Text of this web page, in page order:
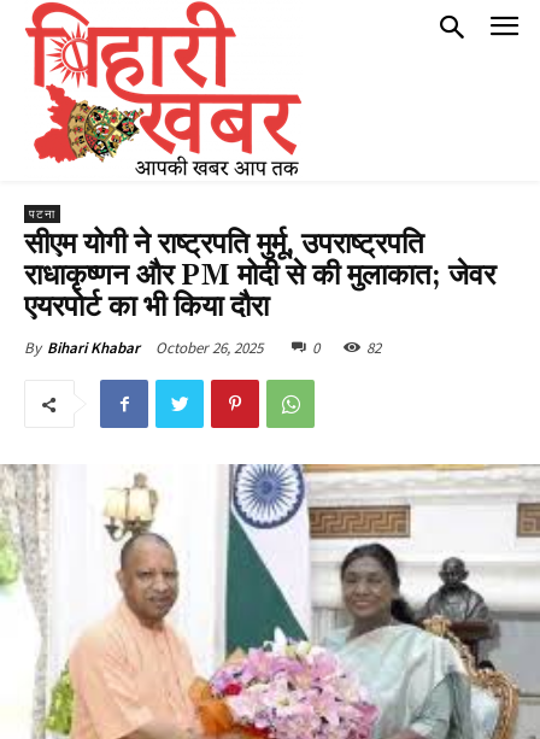
पटना
सीएम योगी ने राष्ट्रपति मुर्मू, उपराष्ट्रपति
राधाकृष्णन और PM मोदी से की मुलाकात; जेवर
एयरपोर्ट का भी किया दौरा
By Bihari Khabar October 26, 2025 0 82